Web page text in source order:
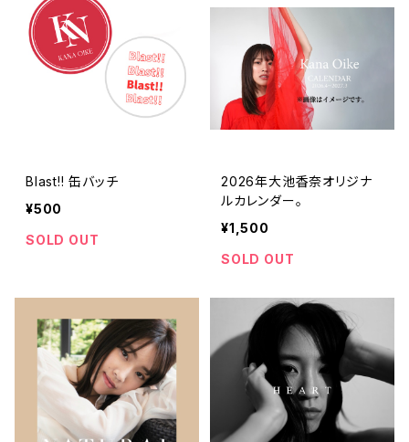
Blast!! 缶バッチ
¥500
SOLD OUT
2026年大池香奈オリジナ
ルカレンダー。
¥1,500
SOLD OUT